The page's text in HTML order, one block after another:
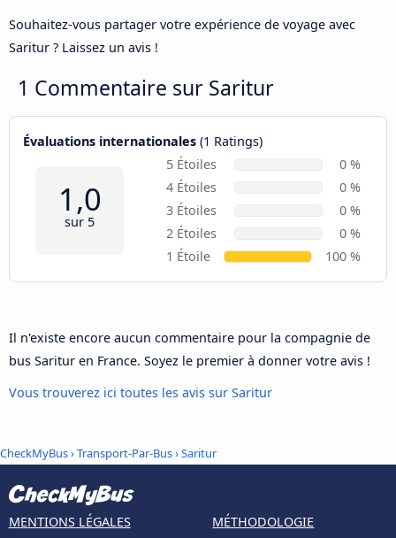
Souhaitez-vous partager votre expérience de voyage avec
Saritur ? Laissez un avis !
1 Commentaire sur Saritur
Évaluations internationales (1 Ratings)
1,0
sur 5
5 Étoiles
0 %
4 Étoiles
0 %
3 Étoiles
0 %
2 Étoiles
0 %
1 Étoile
100 %
Il n'existe encore aucun commentaire pour la compagnie de
bus Saritur en France. Soyez le premier à donner votre avis !
Vous trouverez ici toutes les avis sur Saritur
CheckMyBus›Transport-Par-Bus› Saritur
MENTIONS LÉGALES MÉTHODOLOGIE